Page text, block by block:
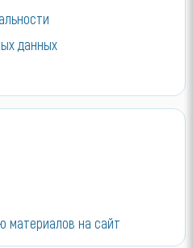
данных
материалов на сайт